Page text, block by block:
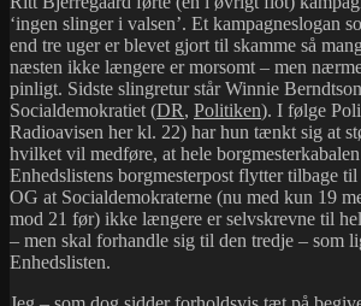
‘ingen slinger i valsen’. Et kampagneslogan
end tre uger er blevet gjort til skamme så
næsten ikke længere er morsomt – men
pinligt. Sidste slingretur står Winnie
Socialdemokratiet (DR, Politiken). I følge
Radioavisen her kl. 22) har hun tænkt sig at
hvilket vil medføre, at hele
Enhedslistens borgmesterpost flytter tilbage
OG at Socialdemokraterne (nu med kun 19
mod 21 før) ikke længere er selvskrevne til
– men skal forhandle sig til den tredje – som
Enhedslisten.